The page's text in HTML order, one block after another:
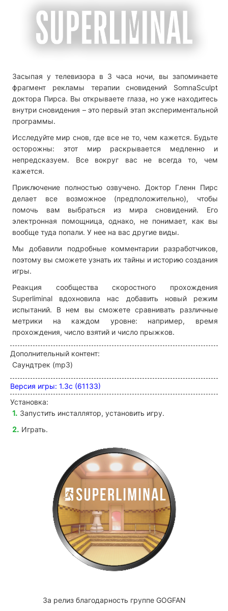
Засыпая у телевизора в 3 часа ночи, вы запоминаете
фрагмент рекламы терапии сновидений SomnaSculpt
доктора Пирса. Вы открываете глаза, но уже находитесь
внутри сновидения – это первый этап экспериментальной
программы.
Исследуйте мир снов, где все не то, чем кажется. Будьте
осторожны: этот мир раскрывается медленно и
непредсказуем. Все вокруг вас не всегда то, чем
кажется.
Приключение полностью озвучено. Доктор Гленн Пирс
делает все возможное (предположительно), чтобы
помочь вам выбраться из мира сновидений. Его
электронная помощница, однако, не понимает, как вы
вообще туда попали. У нее на вас другие виды.
Мы добавили подробные комментарии разработчиков,
поэтому вы сможете узнать их тайны и историю создания
игры.
Реакция сообщества скоростного прохождения
Superliminal вдохновила нас добавить новый режим
испытаний. В нем вы сможете сравнивать различные
метрики на каждом уровне: например, время
прохождения, число взятий и число прыжков.
Дополнительный контент:
Саундтрек (mp3)
Версия игры: 1.3c (61133)
Установка:
Запустить инсталлятор, установить игру.
Играть.
За релиз благодарность группе GOGFAN